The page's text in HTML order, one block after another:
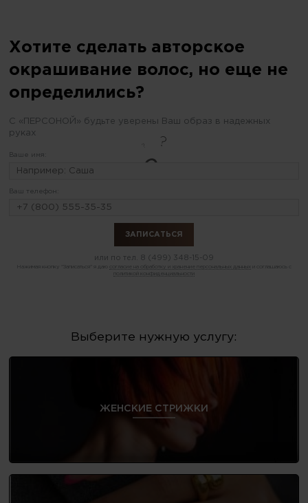
Хотите сделать авторское
окрашивание волос, но еще не
определились?
С «ПЕРСОНОЙ» будьте уверены Ваш образ в надежных
руках
Ваше имя:
Ваш телефон:
или по тел. 8 (499) 348-15-09
Нажимая кнопку "Записаться" я даю согласие на обработку и хранение персональных данных
политикой конфиденциальности
Выберите нужную услугу:
ЖЕНСКИЕ СТРИЖКИ